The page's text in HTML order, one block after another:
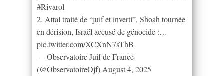
#Rivarol
2. Attal traité de “juif et inverti”, Shoah tournée
en dérision, Israël accusé de génocide :…
pic.twitter.com/XCXnN7sThB
— Observatoire Juif de France
(@ObservatoireOjf) August 4, 2025